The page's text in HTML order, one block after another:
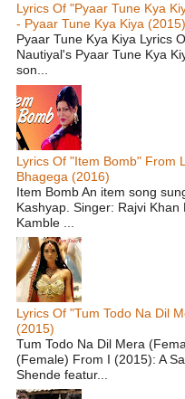
Lyrics Of "Pyaar Tune Kya
- Pyaar Tune Kya Kiya (2015)
Pyaar Tune Kya Kiya Lyrics
Nautiyal's Pyaar Tune Kya
son...
Lyrics Of "Item Bomb" From
Bhagega (2016)
Item Bomb An item song
Kashyap. Singer: Rajvi
Kamble ...
Lyrics Of "Tum Todo Na Dil
(2015)
Tum Todo Na Dil Mera
(Female) From I (2015): A
Shende featur...